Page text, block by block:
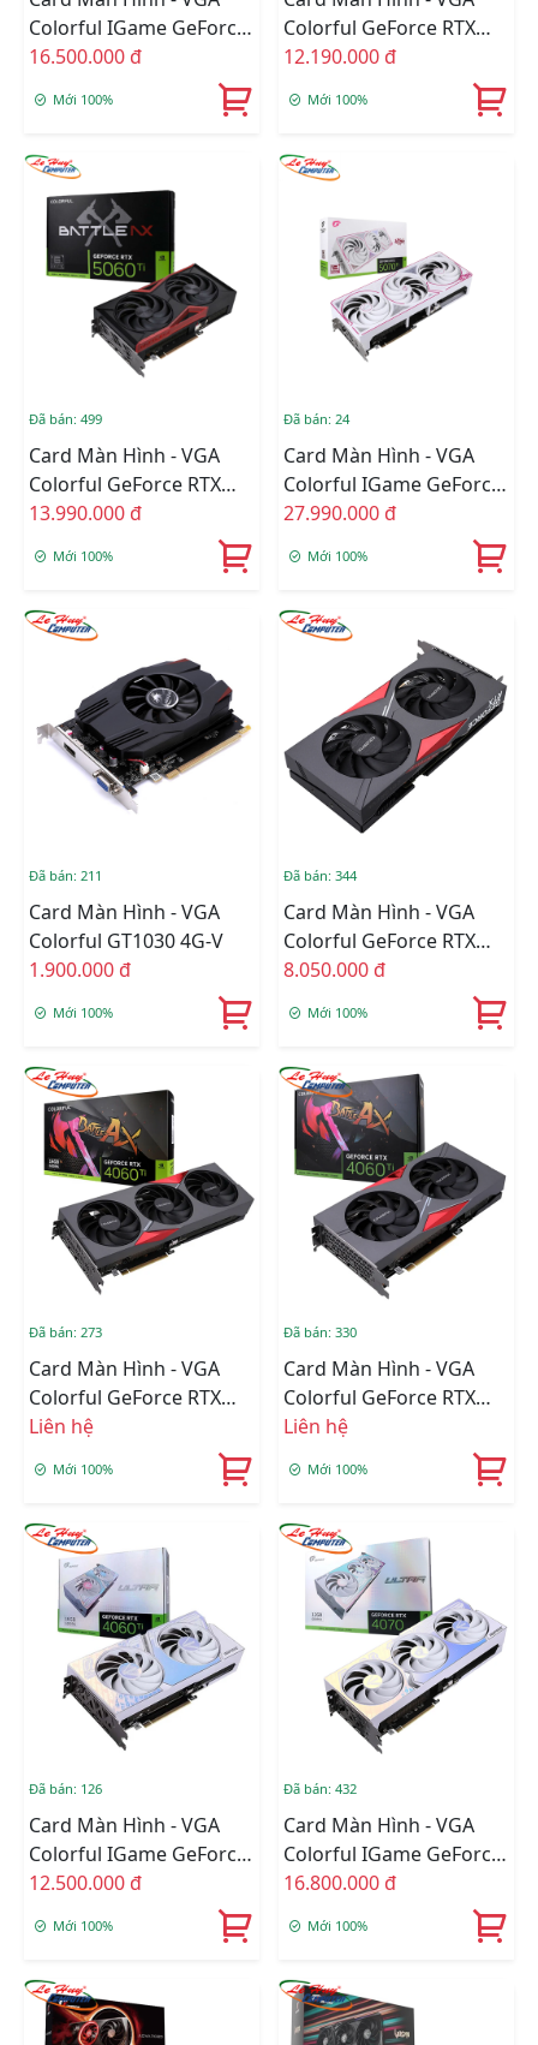
Colorful IGame GeForce
RTX 5060 Ti Ultra W DUO
16.500.000 đ
Mới 100%
Colorful GeForce RTX
5060 Ti NB DUO 8GB-V
12.190.000 đ
Mới 100%
Đã bán: 499
Card Màn Hình - VGA
Colorful GeForce RTX
5060 Ti NB DUO 16GB-V
13.990.000 đ
Mới 100%
Đã bán: 24
Card Màn Hình - VGA
Colorful IGame GeForce
RTX 5070 Ti Ultra W OC
27.990.000 đ
Mới 100%
Đã bán: 211
Card Màn Hình - VGA
Colorful GT1030 4G-V
1.900.000 đ
Mới 100%
Đã bán: 344
Card Màn Hình - VGA
Colorful GeForce RTX
4060 NB DUO 8GB-V
8.050.000 đ
Mới 100%
Đã bán: 273
Card Màn Hình - VGA
Colorful GeForce RTX
4060 Ti NB EX 16GB-V
Liên hệ
Mới 100%
Đã bán: 330
Card Màn Hình - VGA
Colorful GeForce RTX
4060 Ti NB DUO 16GB-V
Liên hệ
Mới 100%
Đã bán: 126
Card Màn Hình - VGA
Colorful IGame GeForce
RTX 4060 Ti Ultra W DUO
12.500.000 đ
Mới 100%
Đã bán: 432
Card Màn Hình - VGA
Colorful IGame GeForce
RTX 4070 Ultra W OC V2-
16.800.000 đ
Mới 100%